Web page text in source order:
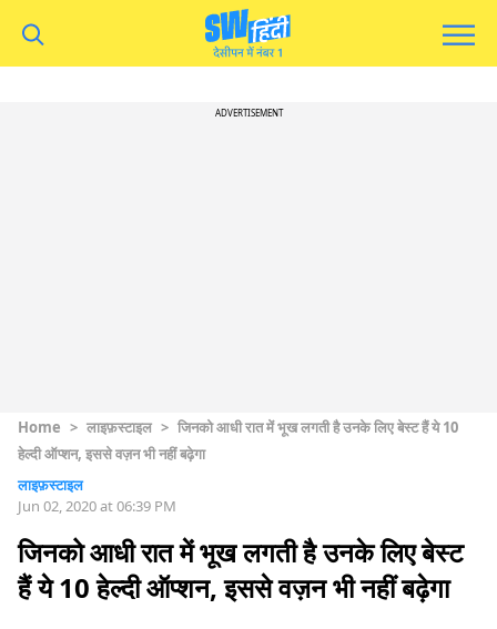
ADVERTISEMENT
Home > लाइफ़स्टाइल > जिनको आधी रात में भूख लगती है उनके लिए बेस्ट हैं ये 10
हेल्दी ऑप्शन, इससे वज़न भी नहीं बढ़ेगा
लाइफ़स्टाइल
Jun 02, 2020 at 06:39 PM
जिनको आधी रात में भूख लगती है उनके लिए बेस्ट
हैं ये 10 हेल्दी ऑप्शन, इससे वज़न भी नहीं बढ़ेगा